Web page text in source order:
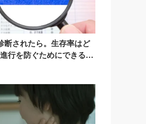
断されたら。生存率はど
行を防ぐためにできるこ